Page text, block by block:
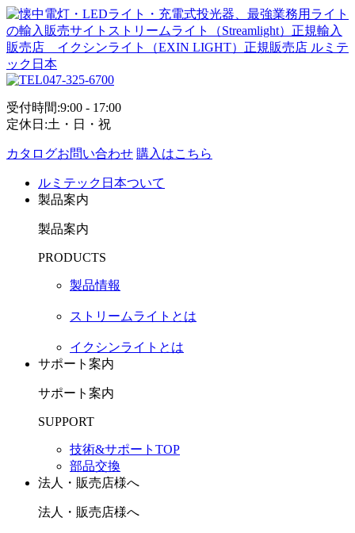
047-325-6700
受付時間:9:00 - 17:00
定休日:土・日・祝
カタログお問い合わせ 購入はこちら
ルミテック日本ついて
製品案内
製品案内
PRODUCTS
製品情報
ストリームライトとは
イクシンライトとは
サポート案内
サポート案内
SUPPORT
技術&サポートTOP
部品交換
法人・販売店様へ
法人・販売店様へ